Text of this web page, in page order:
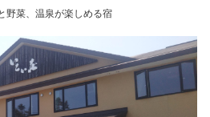
野菜、温泉が楽しめる宿